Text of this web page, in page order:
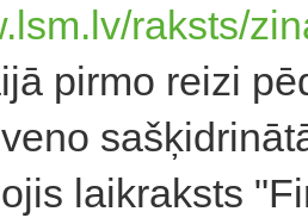
raksts/
pirmo reizi
laikraksts